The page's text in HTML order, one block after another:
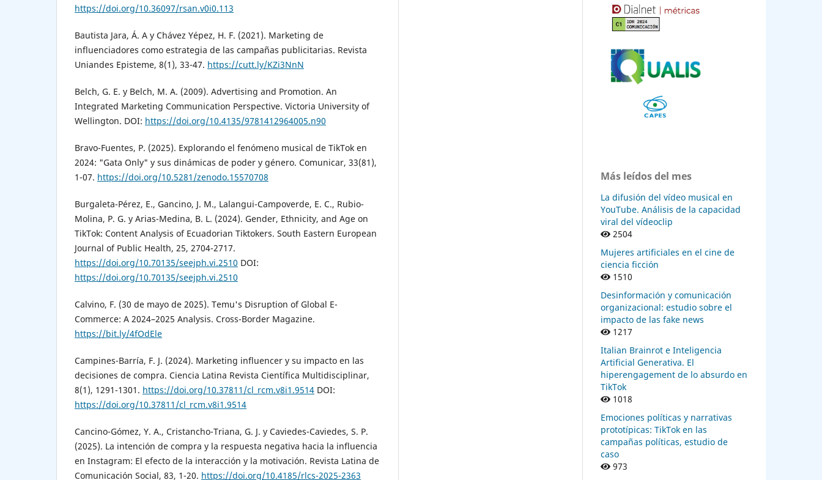
https://doi.org/10.36097/rsan.v0i0.113
Bautista Jara, Á. A y Chávez Yépez, H. F. (2021). Marketing de
influenciadores como estrategia de las campañas publicitarias. Revista
Uniandes Episteme, 8(1), 33-47. https://cutt.ly/KZi3NnN
Belch, G. E. y Belch, M. A. (2009). Advertising and Promotion. An
Integrated Marketing Communication Perspective. Victoria University of
Wellington. DOI: https://doi.org/10.4135/9781412964005.n90
Bravo-Fuentes, P. (2025). Explorando el fenómeno musical de TikTok en
2024: "Gata Only" y sus dinámicas de poder y género. Comunicar, 33(81),
1-07. https://doi.org/10.5281/zenodo.15570708
Burgaleta-Pérez, E., Gancino, J. M., Lalangui-Campoverde, E. C., Rubio-
Molina, P. G. y Arias-Medina, B. L. (2024). Gender, Ethnicity, and Age on
TikTok: Content Analysis of Ecuadorian Tiktokers. South Eastern European
Journal of Public Health, 25, 2704-2717.
https://doi.org/10.70135/seejph.vi.2510 DOI:
https://doi.org/10.70135/seejph.vi.2510
Calvino, F. (30 de mayo de 2025). Temu's Disruption of Global E-
Commerce: A 2024–2025 Analysis. Cross-Border Magazine.
https://bit.ly/4fOdEle
Campines-Barría, F. J. (2024). Marketing influencer y su impacto en las
decisiones de compra. Ciencia Latina Revista Científica Multidisciplinar,
8(1), 1291-1301. https://doi.org/10.37811/cl_rcm.v8i1.9514 DOI:
https://doi.org/10.37811/cl_rcm.v8i1.9514
Cancino-Gómez, Y. A., Cristancho-Triana, G. J. y Caviedes-Caviedes, S. P.
(2025). La intención de compra y la respuesta negativa hacia la influencia
en Instagram: El efecto de la interacción y la motivación. Revista Latina de
Comunicación Social, 83, 1-20. https://doi.org/10.4185/rlcs-2025-2363
Más leídos del mes
La difusión del vídeo musical en
YouTube. Análisis de la capacidad
viral del vídeoclip
2504
Mujeres artificiales en el cine de
ciencia ficción
1510
Desinformación y comunicación
organizacional: estudio sobre el
impacto de las fake news
1217
Italian Brainrot e Inteligencia
Artificial Generativa. El
hiperengagement de lo absurdo en
TikTok
1018
Emociones políticas y narrativas
prototípicas: TikTok en las
campañas políticas, estudio de
caso
973